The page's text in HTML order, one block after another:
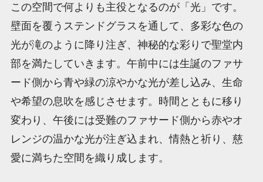
この空間で何よりも主役となるのが「光」です。
壁面を覆うステンドグラスを通して、多彩な色の
光が滝のように降り注ぎ、神秘的な彩りで聖堂内
部を満たしていきます。午前中には生誕のファサ
ード側から青や緑の涼やかな光が差し込み、生命
や希望の息吹を感じさせます。時間とともに移り
変わり、午後には受難のファサード側から赤やオ
レンジの温かな光が注ぎ込まれ、情熱と祈り、慈
愛に満ちた空間を織り成します。